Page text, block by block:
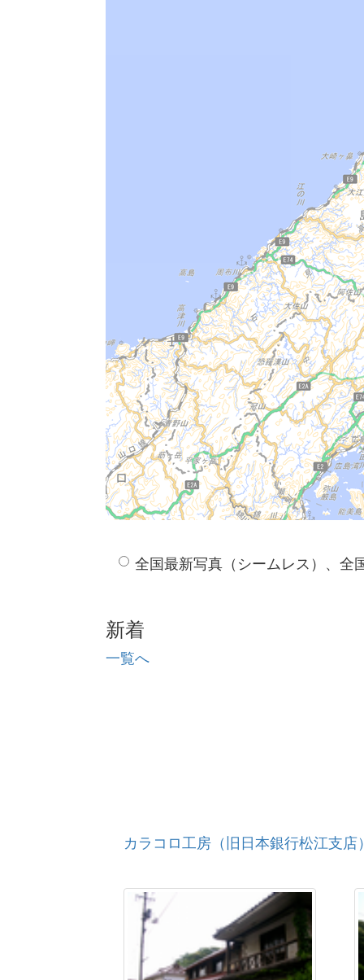
全国最新写真（シームレス）、全
新着
一覧へ
カラコロ工房（旧日本銀行松江支店